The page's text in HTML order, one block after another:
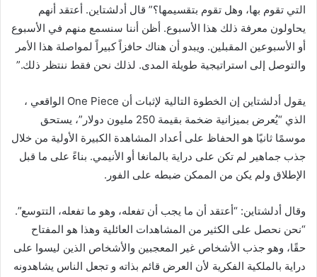
التي تقوم بها، وهل تقوم بتقسيمها؟” قال أدلشتاين. أعتقد أنهم
يحاولون معرفة ذلك هذا الأسبوع. أظن أننا سنسمع منهم في الأسبوع
أو الأسبوعين المقبلين. ويبدو أن هناك حافزاً كبيراً لمواصلة هذا الأمر
والتوصل إلى استراتيجية طويلة المدى. لذلك نحن فقط ننتظر ذلك.”
يقول أدلشتاين إن الخطوة التالية لإثبات أن One Piece الواقعي ،
الذي “يُعرض بميزانية ضخمة بقيمة 250 مليون دولار”، يستحق
موسمًا ثانيًا هو الحفاظ على أعداد المشاهدة الكبيرة الأولية من خلال
جذب جماهير لم تكن على دراية بالمانغا أو الأنيمي. بناءً على ما قبل
الإطلاق ولم يكن من الممكن ضبطه على الفور.
وقال أدلشتاين: “أعتقد أن ما يجب أن تفعله، وهو ما تفعله، التتوسع”.
“نحن نحصل على الكثير من المشاهدات العائلية وهذا هو المفتاح
حقًا، وهو جذب الأشخاص غير المعجبين والأشخاص الذين ليسوا على
دراية بالملكية الفكرية لأن العرض قائم بذاته و تجعل الناس يشاهدونه